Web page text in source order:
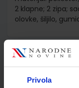
Privola
2 klapne; 2 zipa;
olovke, šiljilo,
Detalji
Šifra proizvoda